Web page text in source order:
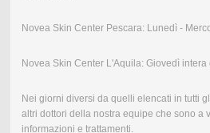
Novea Skin Center Pescara: Lunedì -
Novea Skin Center L'Aquila: Giovedì
Nei giorni diversi da quelli elencati in tutti
altri dottori della nostra equipe che sono a
informazioni e trattamenti.